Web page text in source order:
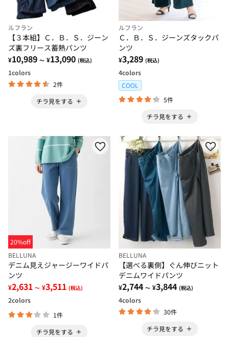
ルフラン
【３本組】Ｃ．Ｂ．Ｓ．ジーン
ズ裏フリース蓄熱パンツ
¥10,989 ～ ¥13,090 (税込)
1colors
2件
チラ見をする
ルフラン
Ｃ．Ｂ．Ｓ．ジーンズタックパ
ンツ
¥3,289 (税込)
4colors
COOL
5件
チラ見をする
20%off
BELLUNA
デニム見えジャージーワイドパ
ンツ
¥2,631 ～ ¥3,511 (税込)
2colors
1件
チラ見をする
BELLUNA
【選べる裏側】ぐん伸びニット
デニムワイドパンツ
¥2,744 ～ ¥3,844 (税込)
4colors
30件
チラ見をする